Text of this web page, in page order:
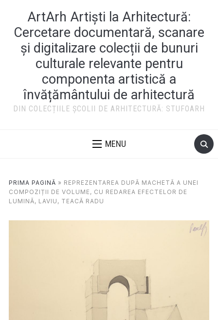
ArtArh Artiști la Arhitectură:
Cercetare documentară, scanare
și digitalizare colecții de bunuri
culturale relevante pentru
componenta artistică a
învățământului de arhitectură
DIN COLECȚIILE ȘCOLII DE ARHITECTURĂ: STUFOARH
MENU
PRIMA PAGINĂ » REPREZENTAREA DUPĂ MACHETĂ A UNEI
COMPOZIȚII DE VOLUME, CU REDAREA EFECTELOR DE
LUMINĂ, LAVIU, TEACĂ RADU